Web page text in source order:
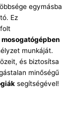
egymásba
Ez
mosogatógépben
munkáját.
és biztosítsa
minőségű
segítségével!